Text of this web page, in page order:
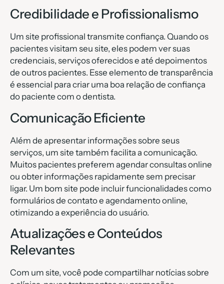
Credibilidade e Profissionalismo
Um site profissional transmite confiança. Quando os
pacientes visitam seu site, eles podem ver suas
credenciais, serviços oferecidos e até depoimentos
de outros pacientes. Esse elemento de transparência
é essencial para criar uma boa relação de confiança
do paciente com o dentista.
Comunicação Eficiente
Além de apresentar informações sobre seus
serviços, um site também facilita a comunicação.
Muitos pacientes preferem agendar consultas online
ou obter informações rapidamente sem precisar
ligar. Um bom site pode incluir funcionalidades como
formulários de contato e agendamento online,
otimizando a experiência do usuário.
Atualizações e Conteúdos
Relevantes
Com um site, você pode compartilhar notícias sobre